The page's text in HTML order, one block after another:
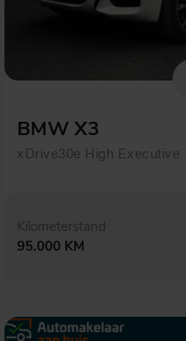
BMW X3
xDrive30e High Executive
Kilometerstand
95.000 KM